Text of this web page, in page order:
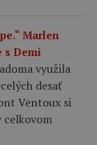
Marlen
s Demi
využila
desať
Ventoux si
celkovom